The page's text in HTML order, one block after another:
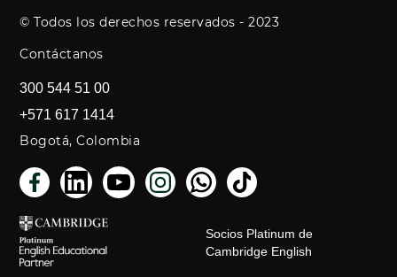
© Todos los derechos reservados - 2023
Contáctanos
300 544 51 00
+571 617 1414
Bogotá, Colombia
Socios Platinum de
Cambridge English